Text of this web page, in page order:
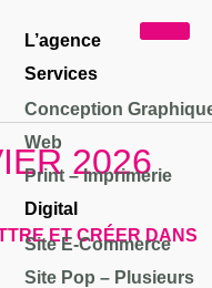
L’agence
Services
Conception
Web
Print – Imprimerie
Digital
Site E-Commerce
Site Pop – Plusieurs
2026
ET CRÉER DANS